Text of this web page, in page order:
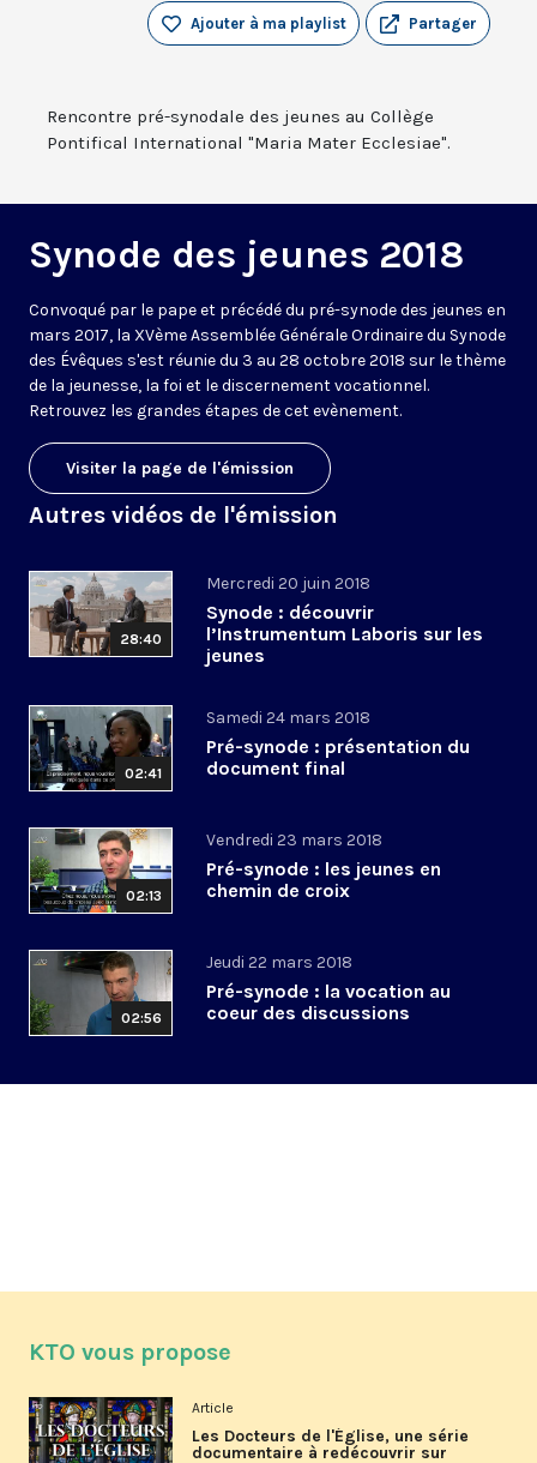
Partager
Ajouter à ma playlist
Rencontre pré-synodale des jeunes au Collège
Pontifical International "Maria Mater Ecclesiae".
Synode des jeunes 2018
Convoqué par le pape et précédé du pré-synode des jeunes en
mars 2017, la XVème Assemblée Générale Ordinaire du Synode
des Évêques s'est réunie du 3 au 28 octobre 2018 sur le thème
de la jeunesse, la foi et le discernement vocationnel.
Retrouvez les grandes étapes de cet evènement.
Visiter la page de l'émission
Autres vidéos de l'émission
28:40
Mercredi 20 juin 2018
Synode : découvrir
l’Instrumentum Laboris sur les
jeunes
02:41
Samedi 24 mars 2018
Pré-synode : présentation du
document final
02:13
Vendredi 23 mars 2018
Pré-synode : les jeunes en
chemin de croix
02:56
Jeudi 22 mars 2018
Pré-synode : la vocation au
coeur des discussions
KTO vous propose
Article
Les Docteurs de l'Église, une série
documentaire à redécouvrir sur